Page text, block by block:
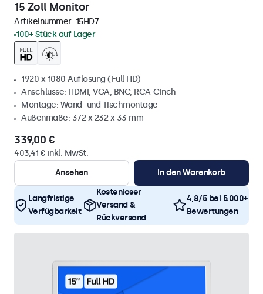
15 Zoll Monitor
Artikelnummer: 15HD7
100+ Stück auf Lager
1920 x 1080 Auflösung (Full HD)
Anschlüsse: HDMI, VGA, BNC, RCA-Cinch
Montage: Wand- und Tischmontage
Außenmaße: 372 x 232 x 33 mm
339,00 €
403,41 € inkl. MwSt.
Ansehen
In den Warenkorb
Langfristige
Verfügbarkeit
Kostenloser
Versand &
Rückversand
4,8/5 bei 5.000+
Bewertungen